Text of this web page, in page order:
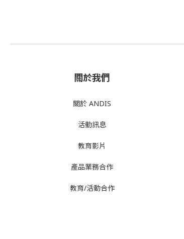
關於我們
關於 ANDIS
活動訊息
教育影片
產品業務合作
教育/活動合作